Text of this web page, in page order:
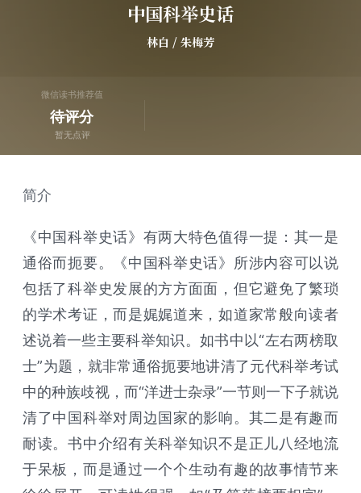
中国科举史话
林白 / 朱梅芳
微信读书推荐值
待评分
暂无点评
简介
《中国科举史话》有两大特色值得一提：其一是
通俗而扼要。《中国科举史话》所涉内容可以说
包括了科举史发展的方方面面，但它避免了繁琐
的学术考证，而是娓娓道来，如道家常般向读者
述说着一些主要科举知识。如书中以“左右两榜取
士”为题，就非常通俗扼要地讲清了元代科举考试
中的种族歧视，而“洋进士杂录”一节则一下子就说
清了中国科举对周边国家的影响。其二是有趣而
耐读。书中介绍有关科举知识不是正儿八经地流
于呆板，而是通过一个个生动有趣的故事情节来